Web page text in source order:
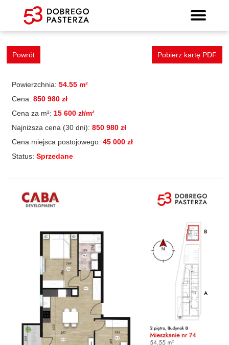
Mieszkanie 74
Wyszukiwarka mieszkań
Powrót Pobierz kartę PDF
Powierzchnia: 54.55 m²
Cena: 850 980 zł
Cena za m²: 15 600 zł/m²
Najniższa cena (30 dni): 850 980 zł
Cena miejsca postojowego: 45 000 zł
Status: Sprzedane